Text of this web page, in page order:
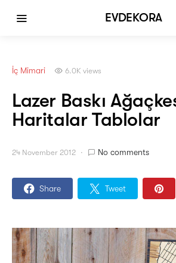
EVDEKORA
İç Mimari 6.0K views
Lazer Baskı
Haritalar Tablolar
24 November 2012 No comments
Share Tweet